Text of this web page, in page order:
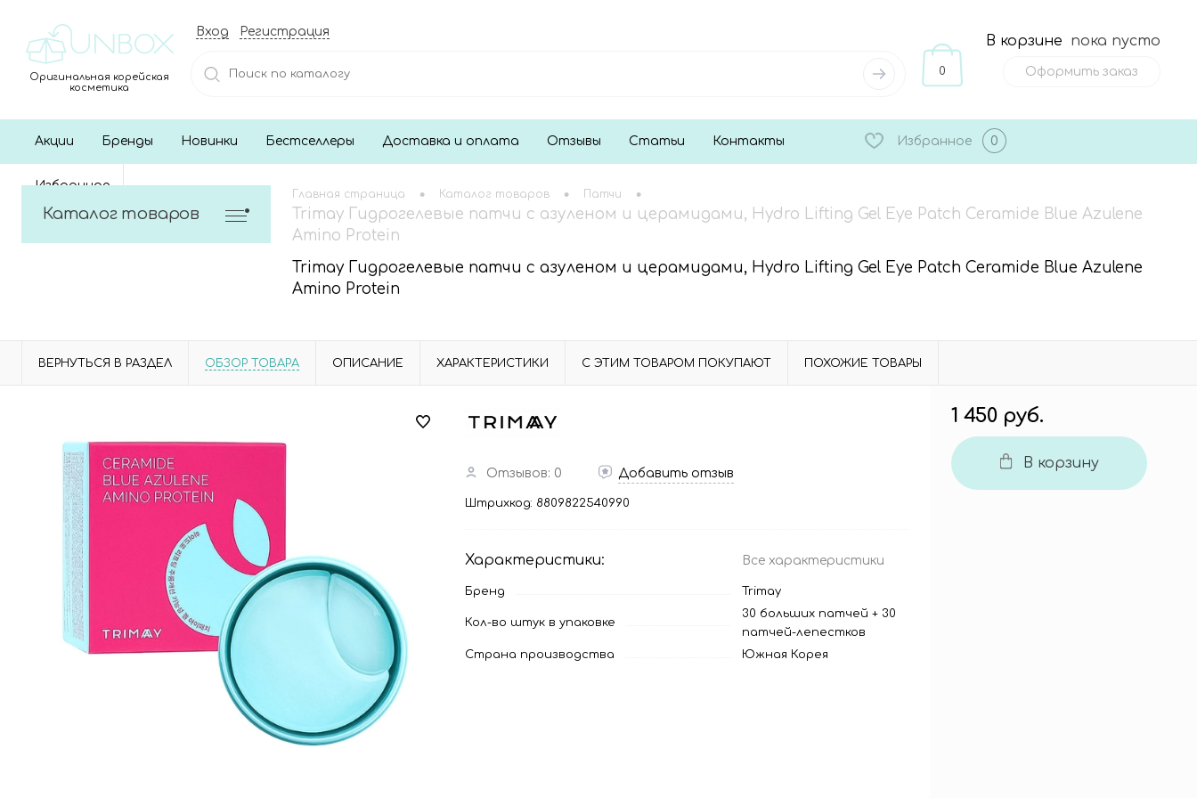
Оригинальная корейская
косметика
Вход Регистрация
0
В корзине пока пусто
Оформить заказ
Акции Бренды Новинки Бестселлеры Доставка и оплата Отзывы Статьи Контакты
Избранное
Избранное 0
Каталог товаров
Главная страница • Каталог товаров • Патчи •
Trimay Гидрогелевые патчи с азуленом и церамидами, Hydro Lifting Gel Eye Patch Ceramide Blue Azulene
Amino Protein
Trimay Гидрогелевые патчи с азуленом и церамидами, Hydro Lifting Gel Eye Patch Ceramide Blue Azulene
Amino Protein
ВЕРНУТЬСЯ В РАЗДЕЛ ОБЗОР ТОВАРА ОПИСАНИЕ ХАРАКТЕРИСТИКИ С ЭТИМ ТОВАРОМ ПОКУПАЮТ ПОХОЖИЕ ТОВАРЫ
Отзывов: 0 Добавить отзыв
Штрихкод: 8809822540990
Характеристики: Все характеристики
Бренд Trimay
Кол-во штук в упаковке
30 больших патчей + 30
патчей-лепестков
Страна производства
Южная Корея
1 450 руб.
В корзину